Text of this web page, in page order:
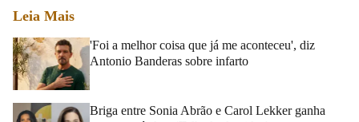
Leia Mais
'Foi a melhor coisa que já me aconteceu', diz
Antonio Banderas sobre infarto
Briga entre Sonia Abrão e Carol Lekker ganha